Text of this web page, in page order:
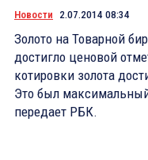
Новости 2.07.2014 08:34
Золото на Товарной
достигло ценовой
котировки золота
Это был максимальный
передает РБК.